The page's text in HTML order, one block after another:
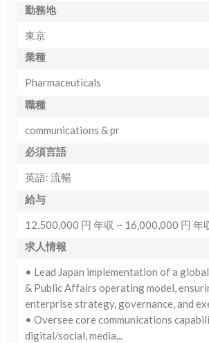
勤務地
東京
業種
Pharmaceuticals
職種
communications & pr
必須言語
英語: 流暢
給与
12,500,000 円 年収 ~ 16,000,000 円 年
求人情報
• Lead Japan implementation of a
& Public Affairs operating model,
enterprise strategy, governance, and
• Oversee core communications
digital/social, media...